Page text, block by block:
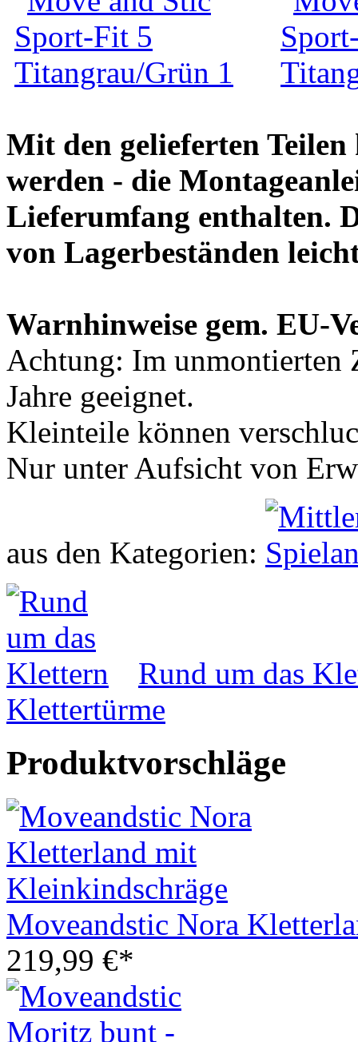
Mit den gelieferten
werden - die
Lieferumfang enthalten.
von Lagerbeständen
Warnhinweise gem. EU-
Achtung: Im unmontierten
Jahre geeignet.
Kleinteile können
Nur unter Aufsicht von
aus den Kategorien:
Rund um das
Klettertürme
Produktvorschläge
Moveandstic Nora
219,99 €*